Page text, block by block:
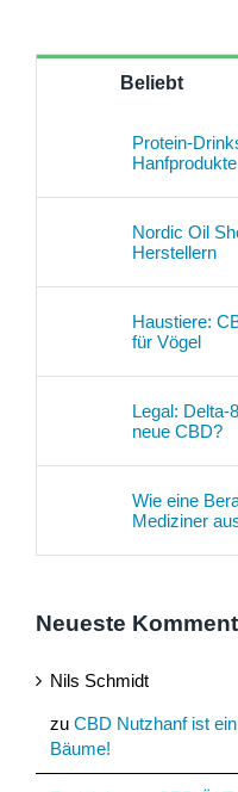
Beliebt
Protein-
Nordic Oil
Herstellern
Haustiere:
für Vögel
Legal: Delta-
neue CBD?
Wie eine
Mediziner
Neueste
Nils Schmidt
zu CBD Nutzhanf ist
Bäume!